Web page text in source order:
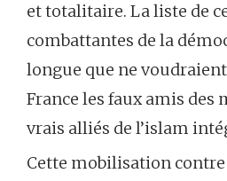
et totalitaire. La liste de
combattantes de la
longue que ne
France les faux amis des
vrais alliés de l’islam
Cette mobilisation contre